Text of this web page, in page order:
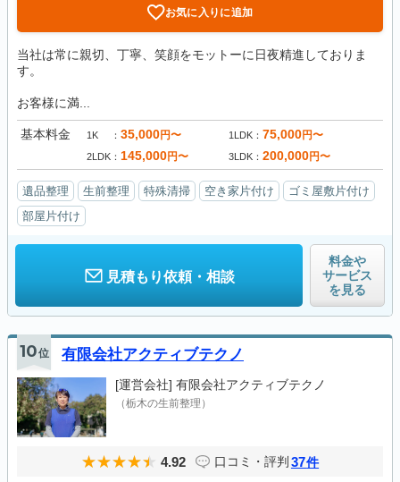
お気に入りに追加
当社は常に親切、丁寧、笑顔をモットーに日夜精進しておりま
す。
お客様に満...
基本料金 1K 35,000円〜 1LDK 75,000円〜
2LDK 145,000円〜 3LDK 200,000円〜
遺品整理 生前整理 特殊清掃 空き家片付け
ゴミ屋敷片付け
部屋片付け
見積もり依頼・相談
料金や
サービス
を見る
10位 有限会社アクティブテクノ
[運営会社] 有限会社アクティブテクノ
（栃木の生前整理）
4.92 口コミ・評判 37件